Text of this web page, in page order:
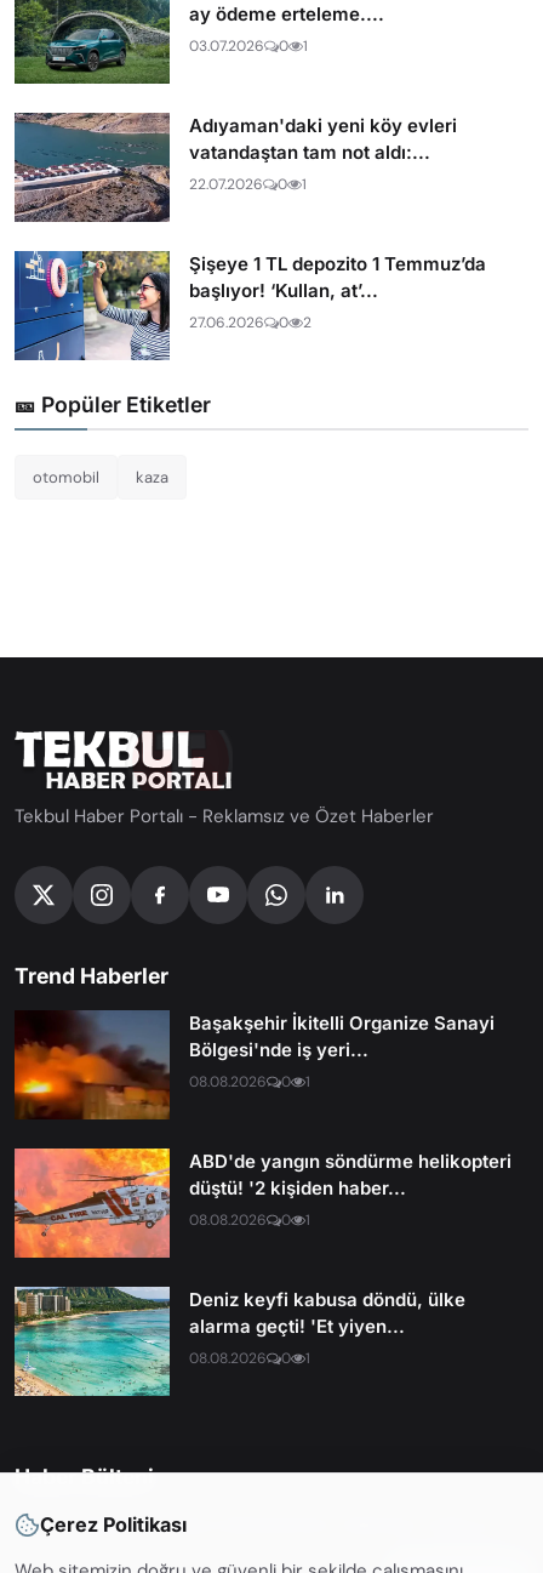
ay ödeme erteleme....
03.07.2026 0 1
Adıyaman'daki yeni köy evleri
vatandaştan tam not aldı:...
22.07.2026 0 1
Şişeye 1 TL depozito 1 Temmuz’da
başlıyor! ‘Kullan, at’...
27.06.2026 0 2
🎫 Popüler Etiketler
otomobil kaza
Tekbul Haber Portalı - Reklamsız ve Özet Haberler
Trend Haberler
Başakşehir İkitelli Organize Sanayi
Bölgesi'nde iş yeri...
08.08.2026 0 1
ABD'de yangın söndürme helikopteri
düştü! '2 kişiden haber...
08.08.2026 0 1
Deniz keyfi kabusa döndü, ülke
alarma geçti! 'Et yiyen...
08.08.2026 0 1
Haber Bülteni
En son haberleri ve güncellemelerden haberdar olmak için
Çerez Politikası